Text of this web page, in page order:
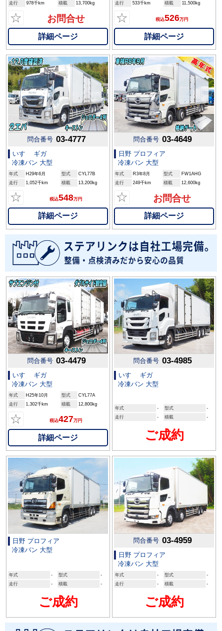
走行
978千km 積載 13,700kg
☆ お問合せ
詳細ページ
走行
533千km 積載 11,500kg
☆ 税込526万円
詳細ページ
問合番号 03-4777
いすゞ ギガ
冷凍バン 大型
年式 H29年6月 型式
CYL77B
走行
1,052千km 積載 13,200kg
☆ 税込548万円
詳細ページ
問合番号 03-4649
日野 プロフィア
冷凍バン 大型
年式 R3年8月 型式
FW1AHG
走行
249千km 積載 12,600kg
☆ お問合せ
詳細ページ
問合番号 03-4479
いすゞ ギガ
冷凍バン 大型
年式 H25年10月 型式
CYL77A
走行
1,302千km 積載 12,800kg
☆ 税込427万円
詳細ページ
問合番号 03-4985
いすゞ ギガ
冷凍バン 大型
年式 - 型式
-
走行
- 積載 -
ご成約
日野 プロフィア
冷凍バン 大型
年式 - 型式
-
走行
- 積載 -
ご成約
問合番号 03-4959
日野 プロフィア
冷凍バン 大型
年式 - 型式
-
走行
- 積載 -
ご成約